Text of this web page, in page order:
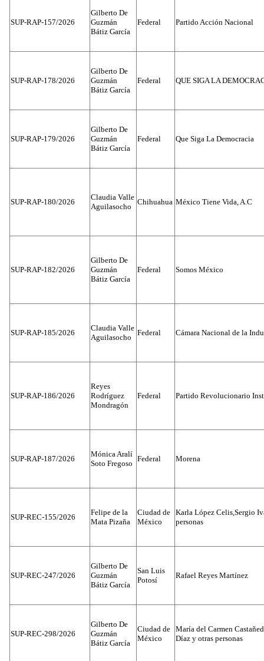
SUP-RAP-157/2026
Gilberto De
Guzmán
Bátiz García
Federal Partido Acción Nacional
SUP-RAP-178/2026
Gilberto De
Guzmán
Bátiz García
Federal QUE SIGA LA
SUP-RAP-179/2026
Gilberto De
Guzmán
Bátiz García
Federal Que Siga La Democracia
SUP-RAP-180/2026
Claudia Valle
Aguilasocho
Chihuahua México Tiene Vida, A.C
SUP-RAP-182/2026
Gilberto De
Guzmán
Bátiz García
Federal Somos México
SUP-RAP-185/2026
Claudia Valle
Aguilasocho
Federal Cámara Nacional de la
SUP-RAP-186/2026
Reyes
Rodríguez
Mondragón
Federal Partido Revolucionario
SUP-RAP-187/2026
Mónica Aralí
Soto Fregoso
Federal Morena
SUP-REC-155/2026
Felipe de la
Mata Pizaña
Ciudad de
México
Karla López Celis,Sergio
personas
SUP-REC-247/2026
Gilberto De
Guzmán
Bátiz García
San Luis
Potosí
Rafael Reyes Martínez
SUP-REC-298/2026
Gilberto De
Guzmán
Bátiz García
Ciudad de
México
María del Carmen
Díaz y otras personas